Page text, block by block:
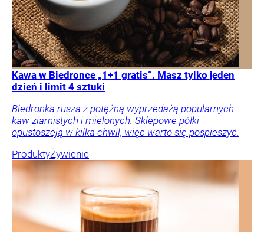
Kawa w Biedronce „1+1 gratis”. Masz tylko jeden
dzień i limit 4 sztuki
Biedronka rusza z potężną wyprzedażą popularnych
kaw ziarnistych i mielonych. Sklepowe półki
opustoszeją w kilka chwil, więc warto się pospieszyć.
ProduktyŻywienie